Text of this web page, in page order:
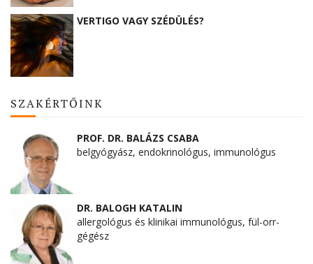
VERTIGO VAGY SZÉDÜLÉS?
SZAKÉRTŐINK
PROF. DR. BALÁZS CSABA
belgyógyász, endokrinológus, immunológus
DR. BALOGH KATALIN
allergológus és klinikai immunológus, fül-orr-
gégész